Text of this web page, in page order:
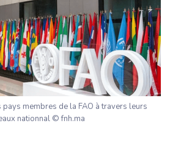
membres de la FAO à travers leurs
nationnal © fnh.ma